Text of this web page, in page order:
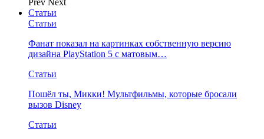
Prev Next
Статьи
Статьи
Фанат показал на картинках собственную версию
дизайна PlayStation 5 с матовым…
Статьи
Пошёл ты, Микки! Мультфильмы, которые бросали
вызов Disney
Статьи